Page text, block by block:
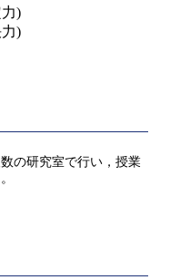
)
)
の研究室で行い，授業